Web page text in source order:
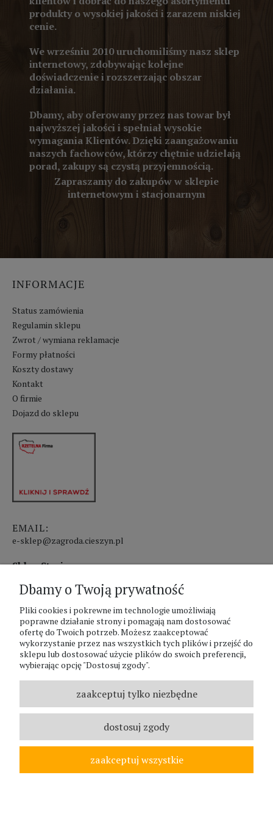
produkty o wysokiej jakości i zarazem niskiej
cenie.
We wrześniu 2010 uruchomiliśmy nasz sklep
internetowy, zdobywając kolejne
doświadczenie i rozszerzając obszar
działania.
Dbamy, aby oferowany przez nas towar był
najwyższej jakości i spełniał wysokie
wymagania Klientów. Dzięki zaangażowaniu
naszych fachowców, którzy chętnie udzielają
porad, zakupy są czystą przyjemnością.
Zapraszamy do zakupów w sklepie
internetowym i stacjonarnym
INFORMACJE
Status zamówienia
Regulamin sklepu
Zwrot / wymiana reklamacje
Formy płatności
Koszty dostawy
Kontakt
O firmie
Dojazd do sklepu
EMAIL:
e-sklep@zagroda.cieszyn.pl
Sklep Stacjonarny czynny:
pon.-pt. 8:00 - 17:00
sobota 8:00 - 13:00
PHU Zagroda A.Szlaur
ZAGRODA Centrum Ogrodnicze
UL. Hallera 116A
REGON: 070797952
NIP: 5481587807
© ZAGRODA.CIESZYN.PL
WSZELKIE PRAWA ZASTRZEŻONE.
Dbamy o Twoją prywatność
Pliki cookies i pokrewne im technologie umożliwiają
poprawne działanie strony i pomagają nam dostosować
ofertę do Twoich potrzeb. Możesz zaakceptować
wykorzystanie przez nas wszystkich tych plików i przejść do
sklepu lub dostosować użycie plików do swoich preferencji,
wybierając opcję "Dostosuj zgody".
zaakceptuj tylko niezbędne
dostosuj zgody
zaakceptuj wszystkie